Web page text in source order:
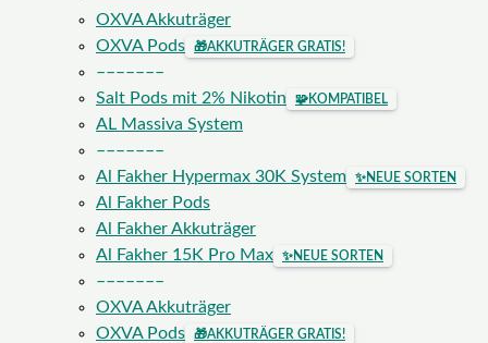
OXVA Akkuträger
OXVA Pods
🎁AKKUTRÄGER GRATIS!
–––––––
Salt Pods mit 2% Nikotin
🧩KOMPATIBEL
AL Massiva System
–––––––
Al Fakher Hypermax 30K System
✨NEUE SORTEN
Al Fakher Pods
Al Fakher Akkuträger
Al Fakher 15K Pro Max
✨NEUE SORTEN
–––––––
OXVA Akkuträger
OXVA Pods
🎁AKKUTRÄGER GRATIS!